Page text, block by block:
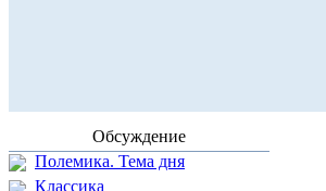
Обсуждение
Полемика. Тема дня
Классика